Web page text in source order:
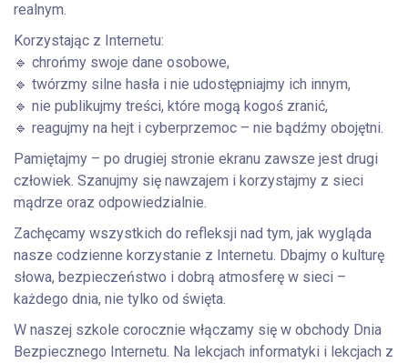
realnym.
Korzystając z Internetu:
🔹 chrońmy swoje dane osobowe,
🔹 twórzmy silne hasła i nie udostępniajmy ich innym,
🔹 nie publikujmy treści, które mogą kogoś zranić,
🔹 reagujmy na hejt i cyberprzemoc – nie bądźmy obojętni.
Pamiętajmy – po drugiej stronie ekranu zawsze jest drugi
człowiek. Szanujmy się nawzajem i korzystajmy z sieci
mądrze oraz odpowiedzialnie.
Zachęcamy wszystkich do refleksji nad tym, jak wygląda
nasze codzienne korzystanie z Internetu. Dbajmy o kulturę
słowa, bezpieczeństwo i dobrą atmosferę w sieci –
każdego dnia, nie tylko od święta.
W naszej szkole corocznie włączamy się w obchody Dnia
Bezpiecznego Internetu. Na lekcjach informatyki i lekcjach z